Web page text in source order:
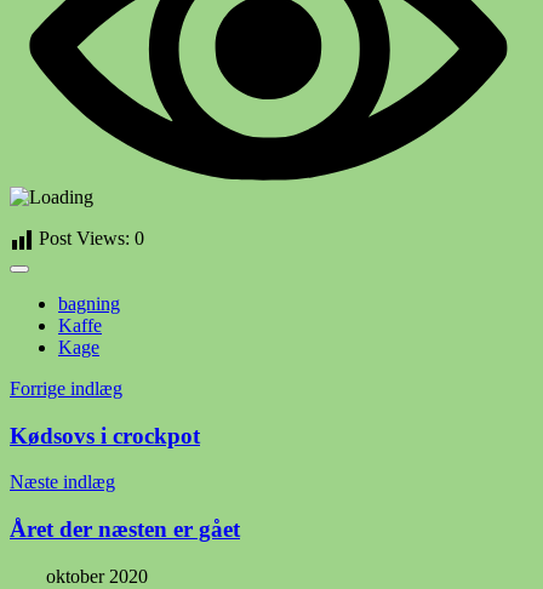
Post Views: 0
bagning
Kaffe
Kage
Indlægsnavigation
Forrige indlæg
Kødsovs i crockpot
Næste indlæg
Året der næsten er gået
oktober 2020